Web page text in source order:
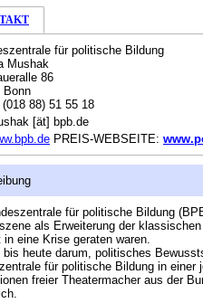
für politische Bildung
Mushak
86
Bonn
(018 88) 51 55 18
[ät] bpb.de
PREIS-WEBSEITE:
für politische Bildung
als Erweiterung der
in eine Krise geraten waren.
bis heute darum, politisches
für politische Bildung in einer
freier Theatermacher aus der